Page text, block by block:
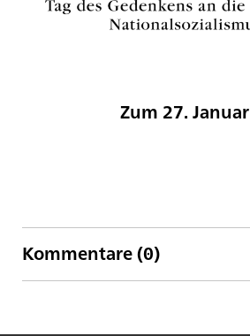
Zum 27. Januar
Kommentare (0)